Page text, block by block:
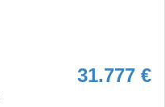
31.777 €